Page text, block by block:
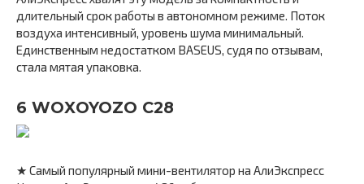
длительный срок работы в автономном режиме. Поток
воздуха интенсивный, уровень шума минимальный.
Единственным недостатком BASEUS, судя по отзывам,
стала мятая упаковка.
6 WOXOYOZO C28
★ Самый популярный мини-вентилятор на АлиЭкспресс